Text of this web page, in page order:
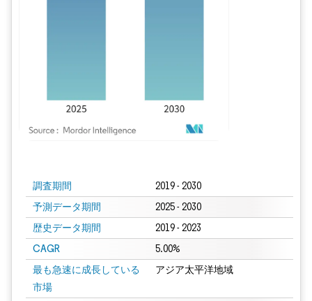
調査期間 2019 - 2030
予測データ期間 2025 - 2030
歴史データ期間 2019 - 2023
CAGR 5.00%
最も急速に成長している
市場
アジア太平洋地域